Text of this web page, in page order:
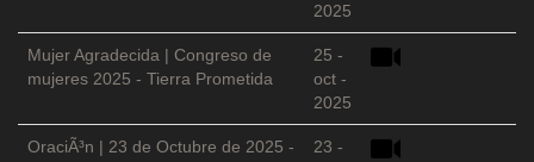
2025
Mujer Agradecida | Congreso de
mujeres 2025 - Tierra Prometida
25 -
oct -
2025
OraciÃ³n | 23 de Octubre de 2025 -
23 -